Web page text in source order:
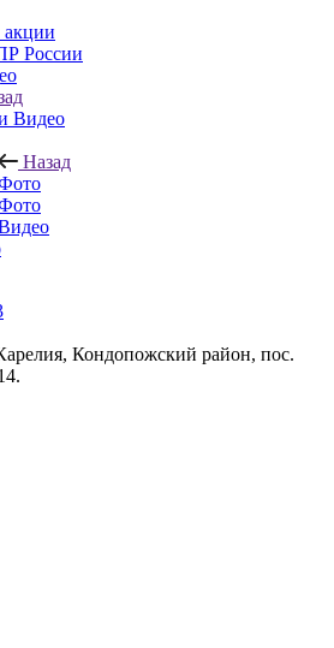
России
Видео
Назад
Кондопожский район, пос.